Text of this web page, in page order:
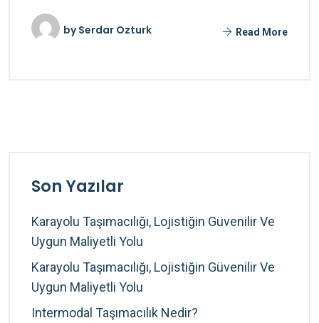
bySerdar Ozturk Read More
Son Yazılar
Karayolu Taşımacılığı, Lojistiğin Güvenilir Ve
Uygun Maliyetli Yolu
Karayolu Taşımacılığı, Lojistiğin Güvenilir Ve
Uygun Maliyetli Yolu
Intermodal Taşımacılık Nedir?